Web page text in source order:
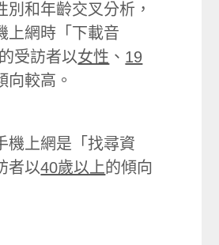
別和年齡交叉分析，
上網時「下載音
受訪者以女性 、 19
向較高。
機上網是「找尋資
者以40歲以上的傾向